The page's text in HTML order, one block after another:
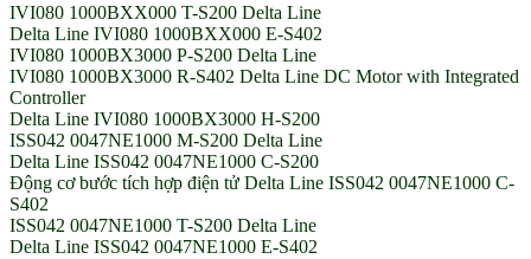
IVI080 1000BXX000 T-S200 Delta Line
Delta Line IVI080 1000BXX000 E-S402
IVI080 1000BX3000 P-S200 Delta Line
IVI080 1000BX3000 R-S402 Delta Line DC Motor with Integrated
Controller
Delta Line IVI080 1000BX3000 H-S200
ISS042 0047NE1000 M-S200 Delta Line
Delta Line ISS042 0047NE1000 C-S200
Động cơ bước tích hợp điện tử Delta Line ISS042 0047NE1000 C-
S402
ISS042 0047NE1000 T-S200 Delta Line
Delta Line ISS042 0047NE1000 E-S402